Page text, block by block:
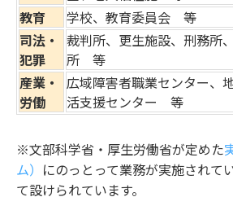
教育
学校、教育委員会 等
司法・
犯罪
裁判所、更生施設、刑務所
所 等
産業・
労働
広域障害者職業センター、
活支援センター 等
※文部科学省・厚生労働省が定めた
ム） にのっとって業務が実施されて
て設けられています。